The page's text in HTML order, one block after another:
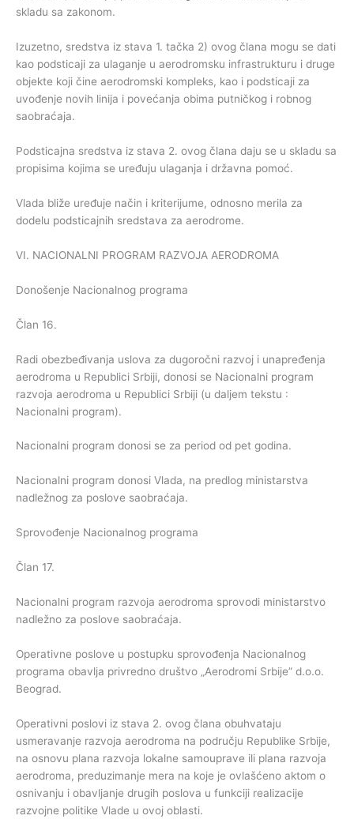
skladu sa zakonom.
Izuzetno, sredstva iz stava 1. tačka 2) ovog člana mogu se dati
kao podsticaji za ulaganje u aerodromsku infrastrukturu i druge
objekte koji čine aerodromski kompleks, kao i podsticaji za
uvođenje novih linija i povećanja obima putničkog i robnog
saobraćaja.
Podsticajna sredstva iz stava 2. ovog člana daju se u skladu sa
propisima kojima se uređuju ulaganja i državna pomoć.
Vlada bliže uređuje način i kriterijume, odnosno merila za
dodelu podsticajnih sredstava za aerodrome.
VI. NACIONALNI PROGRAM RAZVOJA AERODROMA
Donošenje Nacionalnog programa
Član 16.
Radi obezbeđivanja uslova za dugoročni razvoj i unapređenja
aerodroma u Republici Srbiji, donosi se Nacionalni program
razvoja aerodroma u Republici Srbiji (u daljem tekstu :
Nacionalni program).
Nacionalni program donosi se za period od pet godina.
Nacionalni program donosi Vlada, na predlog ministarstva
nadležnog za poslove saobraćaja.
Sprovođenje Nacionalnog programa
Član 17.
Nacionalni program razvoja aerodroma sprovodi ministarstvo
nadležno za poslove saobraćaja.
Operativne poslove u postupku sprovođenja Nacionalnog
programa obavlja privredno društvo „Aerodromi Srbije” d.o.o.
Beograd.
Operativni poslovi iz stava 2. ovog člana obuhvataju
usmeravanje razvoja aerodroma na području Republike Srbije,
na osnovu plana razvoja lokalne samouprave ili plana razvoja
aerodroma, preduzimanje mera na koje je ovlašćeno aktom o
osnivanju i obavljanje drugih poslova u funkciji realizacije
razvojne politike Vlade u ovoj oblasti.